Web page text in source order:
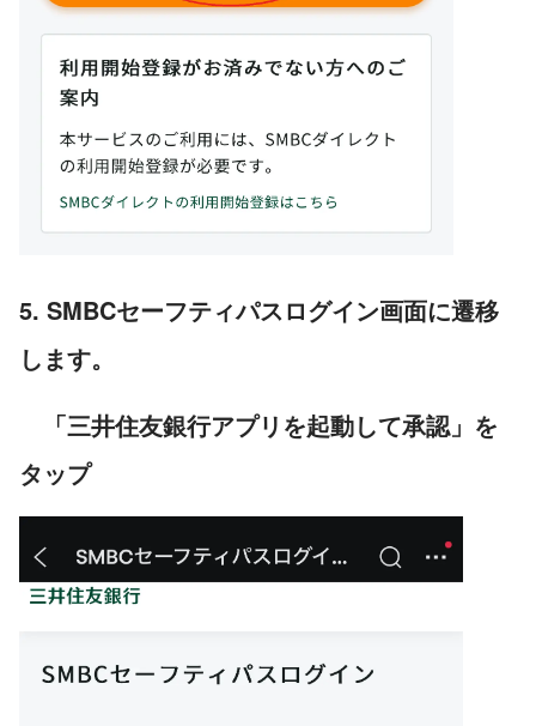
5. SMBCセーフティパスログイン画面に遷移
します。
「三井住友銀行アプリを起動して承認」を
タップ